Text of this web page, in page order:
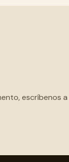
escríbenos a